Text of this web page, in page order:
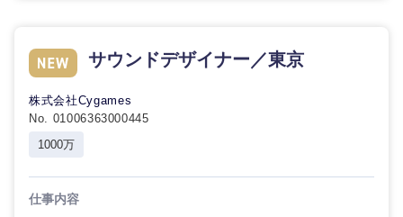
サウンドデザイナー／東京
株式会社Cygames
No. 01006363000445
1000万
仕事内容